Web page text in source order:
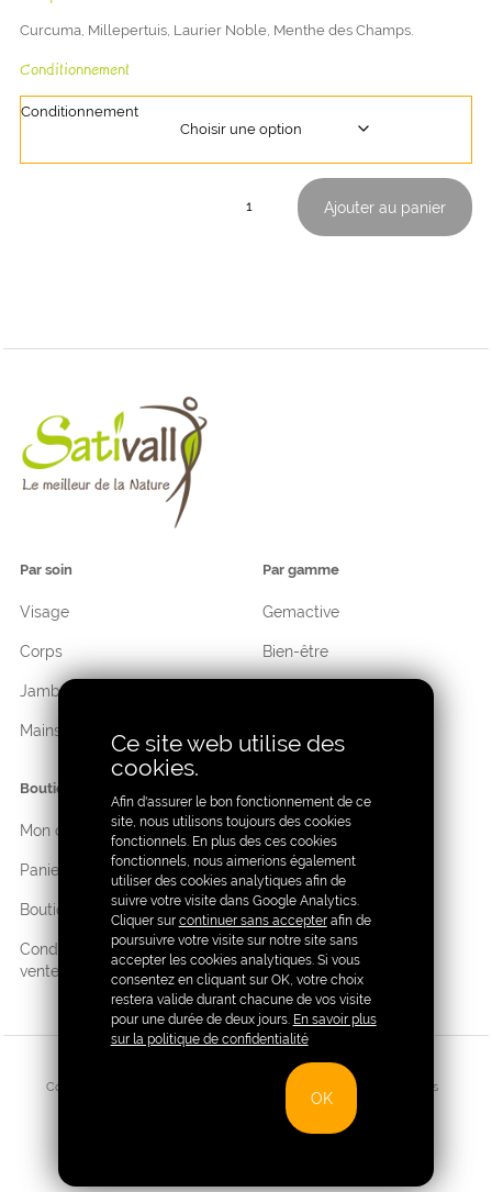
Curcuma, Millepertuis, Laurier Noble, Menthe des Champs.
Conditionnement
Conditionnement
Ajouter au panier
Par soin
Visage
Corps
Jambes
Mains
Par gamme
Gemactive
Bien-être
Boutique
Mon compte
Panier
Boutique
Conditions générales de
ventes
Copyright Sativall® Conditions générales de ventes
Ce site web utilise des
cookies.
Afin d'assurer le bon fonctionnement de ce
site, nous utilisons toujours des cookies
fonctionnels. En plus des ces cookies
fonctionnels, nous aimerions également
utiliser des cookies analytiques afin de
suivre votre visite dans Google Analytics.
Cliquer sur continuer sans accepterafin de
poursuivre votre visite sur notre site sans
accepter les cookies analytiques. Si vous
consentez en cliquant sur OK, votre choix
restera valide durant chacune de vos visite
pour une durée de deux jours. En savoir plus
sur la politique de confidentialité
OK